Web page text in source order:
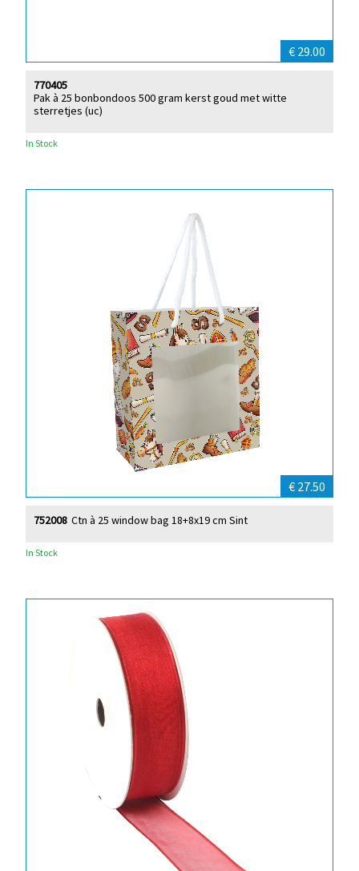
€ 29.00
Pak à 25 bonbondoos 500 gram kerst goud met witte
sterretjes (uc)
770405
In Stock
€ 27.50
Ctn à 25 window bag 18+8x19 cm Sint
752008
In Stock